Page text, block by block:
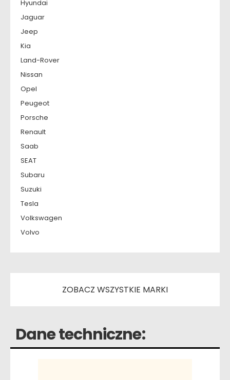
Hyundai
Jaguar
Jeep
Kia
Land-Rover
Nissan
Opel
Peugeot
Porsche
Renault
Saab
SEAT
Subaru
Suzuki
Tesla
Volkswagen
Volvo
ZOBACZ WSZYSTKIE MARKI
Dane techniczne: